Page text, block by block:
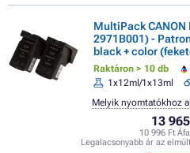
MultiPack CANON
2971B001) -
black + color
Raktáron > 10 db
1x12ml/1x13ml
13
10 996 Ft
Legalacsonyabb ár az
Melyik nyomtatókhoz